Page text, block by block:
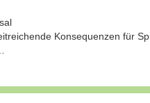
Konsequenzen für